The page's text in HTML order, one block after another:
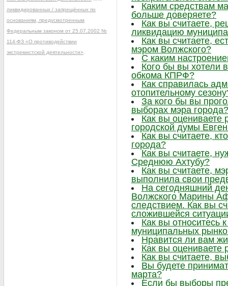
Каким средствам
больше доверяете?
Как вы считаете,
ликвидацию
Как вы считаете,
мэром Волжского?
С каким
Кого бы вы хотели
обкома КПРФ?
Как справилась
отопительному
За кого бы вы
выборах мэра города?
Как вы оцениваете
городской думы
Как вы считаете,
города?
Как вы считаете,
Среднюю Ахтубу?
Как вы считаете,
выполнила свои
На сегодняшний
Волжского Марины
следствием. Как вы
сложившейся
Как вы относитесь
муниципальных
Нравится ли вам
Как вы оцениваете
Как вы считаете,
Вы будете
марта?
Если бы выборы
ликвидированных / запрещённых по
основаниям, предусмотренным
Федеральным законом от 25.07.2002 №
114-ФЗ «О противодействии
экстремистской деятельности»